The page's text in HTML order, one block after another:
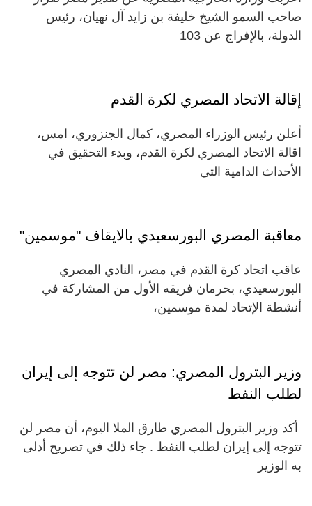
صاحب السمو الشيخ خليفة بن زايد آل نهيان، رئيس
الدولة، بالإفراج عن 103
إقالة الاتحاد المصري لكرة القدم
أعلن رئيس الوزراء المصري، كمال الجنزوري، امس،
اقالة الاتحاد المصري لكرة القدم، وبدء التحقيق في
الأحداث الدامية التي
معاقبة المصري البورسعيدي بالايقاف "موسمين"
عاقب اتحاد كرة القدم في مصر، النادي المصري
البورسعيدي، بحرمان فريقه الأول من المشاركة في
أنشطة الإتحاد لمدة موسمين،
وزير البترول المصري: مصر لن تتوجه إلى إيران
لطلب النفط
أكد وزير البترول المصري طارق الملا اليوم، أن مصر لن
تتوجه إلى إيران لطلب النفط . جاء ذلك في تصريح أدلى
به الوزير